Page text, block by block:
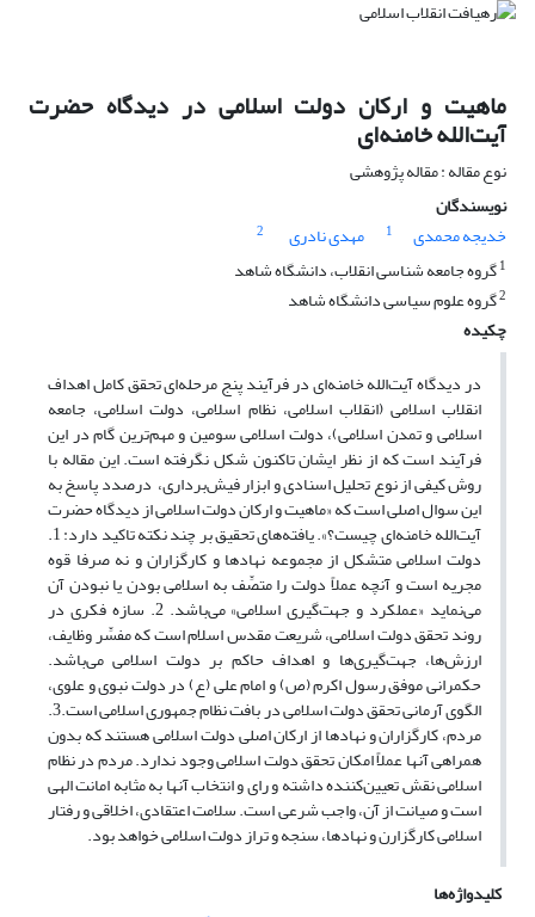
ماهیت و ارکان دولت اسلامی در دیدگاه حضرت
آیت‌الله خامنه‌ای
نوع مقاله : مقاله پژوهشی
نویسندگان
خدیجه محمدی
1 مهدی نادری
2
1گروه جامعه شناسی انقلاب، دانشگاه شاهد
2گروه علوم سیاسی دانشگاه شاهد
چکیده
در دیدگاه آیت‌الله خامنه‌ای در فرآیند پنج مرحله‌ای تحقق کامل اهداف
انقلاب اسلامی (انقلاب اسلامی، نظام اسلامی، دولت اسلامی، جامعه
اسلامی و تمدن اسلامی)، دولت اسلامی سومین و مهم‌ترین گام در این
فرآیند است که از نظر ایشان تاکنون شکل نگرفته است. این مقاله با
روش کیفی از نوع تحلیل اسنادی و ابزار فیش‌برداری، درصدد پاسخ به
این سوال اصلی است که «ماهیت و ارکان دولت اسلامی از دیدگاه حضرت
آیت‌الله خامنه‌ای چیست؟». یافته‌های تحقیق بر چند نکته تاکید دارد: 1.
دولت اسلامی متشکل از مجموعه نهادها و کارگزاران و نه صرفا قوه
مجریه است و آنچه عملاً دولت را متصِّف به اسلامی بودن یا نبودن آن
می‌نماید «عملکرد و جهت‌گیری اسلامی» می‌باشد. 2. سازه فکری در
روند تحقق دولت اسلامی، شریعت مقدس اسلام است که مفسِّر وظایف،
ارزش‌ها، جهت‌گیری‌ها و اهداف حاکم بر دولت اسلامی می‌باشد.
حکمرانی موفق رسول اکرم (ص) و امام علی (ع) در دولت نبوی و علوی،
الگوی آرمانی تحقق دولت اسلامی در بافت نظام جمهوری اسلامی است.3.
مردم، کارگزاران و نهادها از ارکان اصلی دولت اسلامی هستند که بدون
همراهی آنها عملاً امکان تحقق دولت اسلامی وجود ندارد. مردم در نظام
اسلامی نقش تعیین‌کننده داشته و رای و انتخاب آنها به مثابه امانت الهی
است و صیانت از آن، واجب شرعی است. سلامت اعتقادی، اخلاقی و رفتار
اسلامی کارگزارن و نهادها، سنجه و تراز دولت اسلامی خواهد بود.
کلیدواژه‌ها